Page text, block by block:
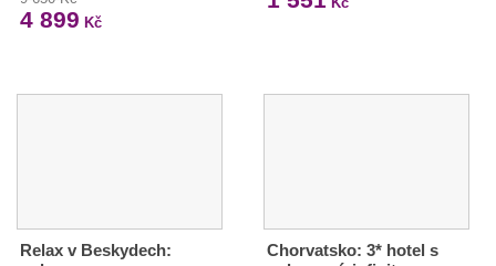
4 899 Kč
Relax v Beskydech:
Chorvatsko: 3* hotel s